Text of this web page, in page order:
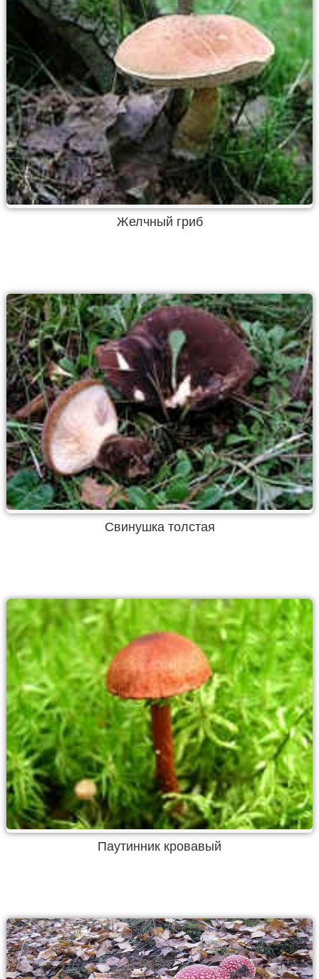
Желчный гриб
Свинушка толстая
Паутинник кровавый